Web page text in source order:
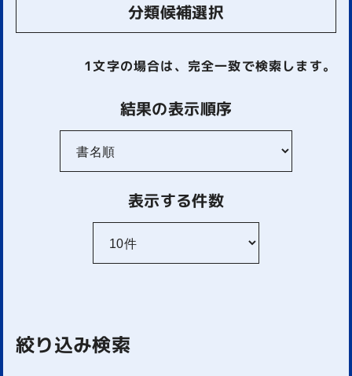
分類候補選択
1文字の場合は、完全一致で検索します。
結果の表示順序
表示する件数
絞り込み検索